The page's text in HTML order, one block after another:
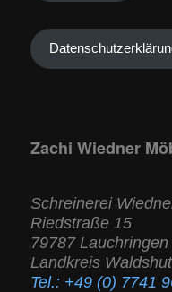
Zachi Wiedner
Schreinerei
Riedstraße 15
79787 Lauchringen
Landkreis
Tel.: +49 (0) 7741